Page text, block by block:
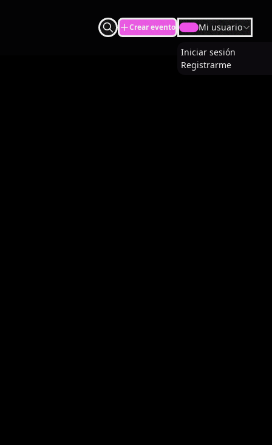
Crear evento Mi usuario
Iniciar sesión
Registrarme